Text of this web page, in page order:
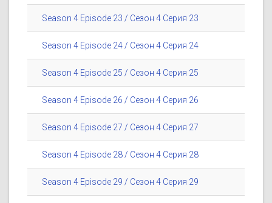
Season 4 Episode 23 / Сезон 4 Серия 23
Season 4 Episode 24 / Сезон 4 Серия 24
Season 4 Episode 25 / Сезон 4 Серия 25
Season 4 Episode 26 / Сезон 4 Серия 26
Season 4 Episode 27 / Сезон 4 Серия 27
Season 4 Episode 28 / Сезон 4 Серия 28
Season 4 Episode 29 / Сезон 4 Серия 29